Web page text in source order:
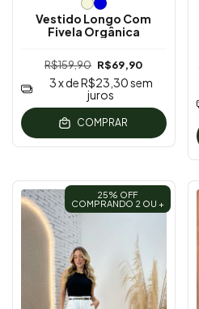
Vestido Longo Com
Fivela Orgânica
R$159,90 R$69,90
3x deR$23,30sem
juros
COMPRAR
25% OFF
COMPRANDO 2 OU +